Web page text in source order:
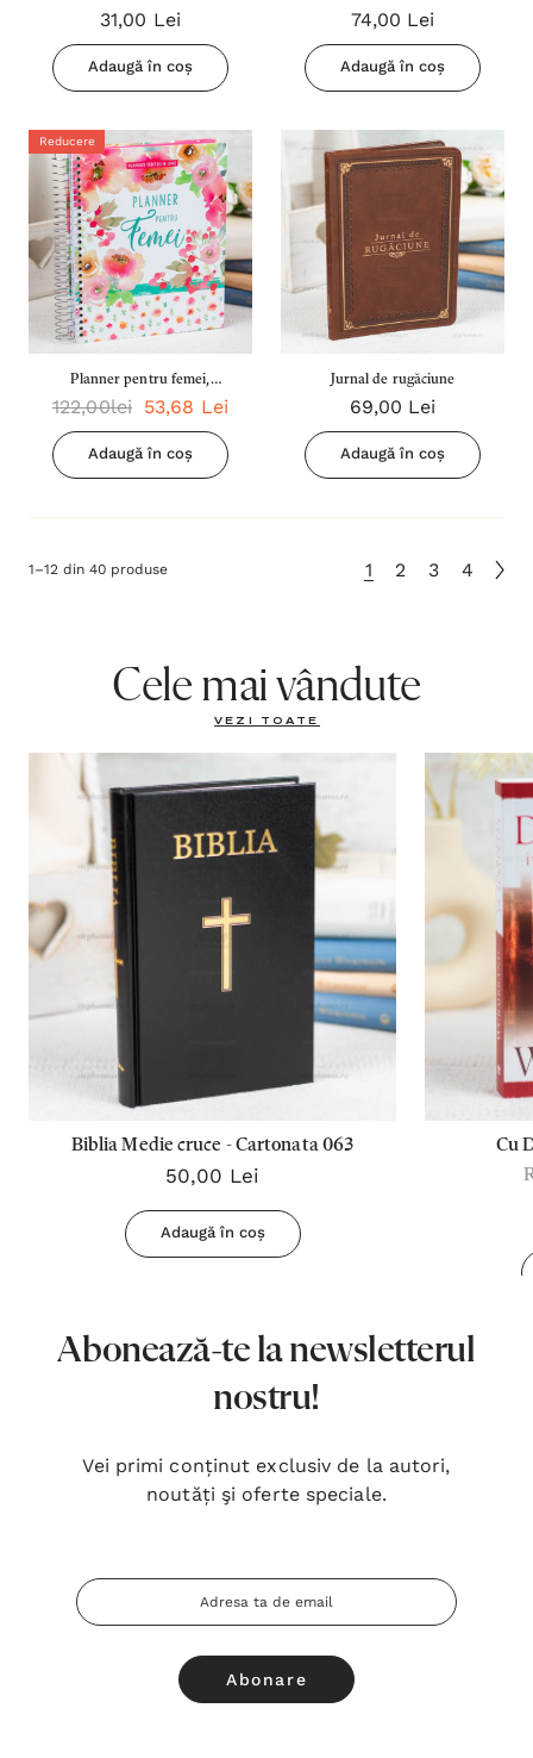
31,00 Lei
Adaugă în coș
74,00 Lei
Adaugă în coș
Reducere
Planner pentru femei,
Agendă pentru femei - 18
luni, nedatat
122,00lei 53,68 Lei
Adaugă în coș
Jurnal de rugăciune
69,00 Lei
Adaugă în coș
1–12 din 40 produse 1 2 3 4
Cele mai vândute
VEZI TOATE
Biblia Medie cruce - Cartonata 063
50,00 Lei
Adaugă în coș
Cu
Abonează-te la newsletterul
nostru!
Vei primi conținut exclusiv de la autori,
noutăți şi oferte speciale.
Adresa
Email